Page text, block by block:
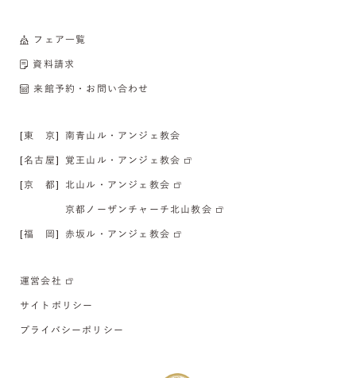
フェア一覧
資料請求
来館予約・お問い合わせ
[東 京] 南青山ル・アンジェ教会
[名古屋] 覚王山ル・アンジェ教会
[京 都] 北山ル・アンジェ教会
京都ノーザンチャーチ北山教会
[福 岡] 赤坂ル・アンジェ教会
運営会社
サイトポリシー
プライバシーポリシー